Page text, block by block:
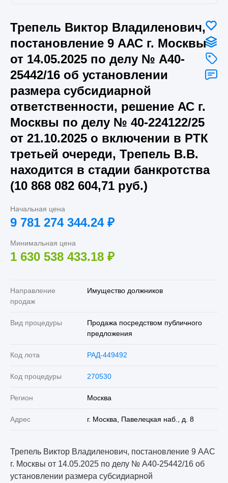
Трепель Виктор Владиленович,
постановление 9 ААС г. Москвы
от 14.05.2025 по делу № А40-
25442/16 об установлении
размера субсидиарной
ответственности, решение АС г.
Москвы по делу № 40-224122/25
от 21.10.2025 о включении в РТК
третьей очереди, Трепель В.В.
находится в стадии банкротства
(10 868 082 604,71 руб.)
Начальная цена
9 781 274 344.24 ₽
Минимальная цена
1 630 538 433.18 ₽
Направление
продаж
Имущество должников
Вид процедуры
Продажа посредством публичного
предложения
Код лота РАД-449492
Код процедуры 270530
Регион Москва
Адрес г. Москва, Павелецкая наб., д. 8
Трепель Виктор Владиленович, постановление 9 ААС
г. Москвы от 14.05.2025 по делу № А40-25442/16 об
установлении размера субсидиарной